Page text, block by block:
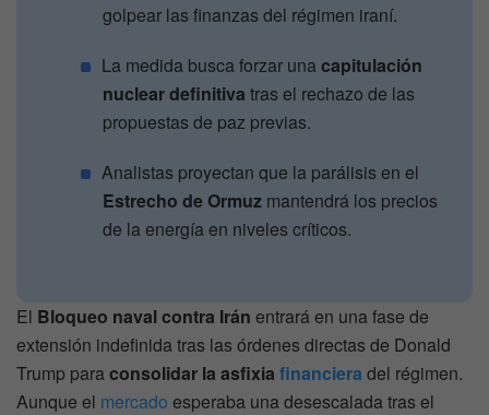
golpear las finanzas del régimen iraní.
La medida busca forzar unacapitulación
nuclear definitiva tras el rechazo de las
propuestas de paz previas.
Analistas proyectan que la parálisis en el
Estrecho de Ormuz mantendrá los precios
de la energía en niveles críticos.
El Bloqueo naval contra Irán entrará en una fase de
extensión indefinida tras las órdenes directas de Donald
Trump paraconsolidar la asfixia financiera del régimen.
Aunque el mercado esperaba una desescalada tras el